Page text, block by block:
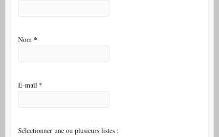
Nom *
E-mail *
Sélectionner une ou plusieurs listes :